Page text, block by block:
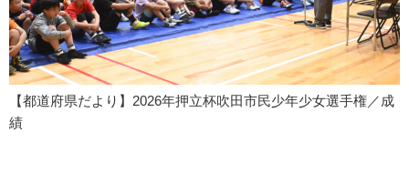
【都道府県だより】2026年押立杯吹田市民少年少女選手権／成
績